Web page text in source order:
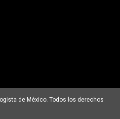
de México. Todos los derechos